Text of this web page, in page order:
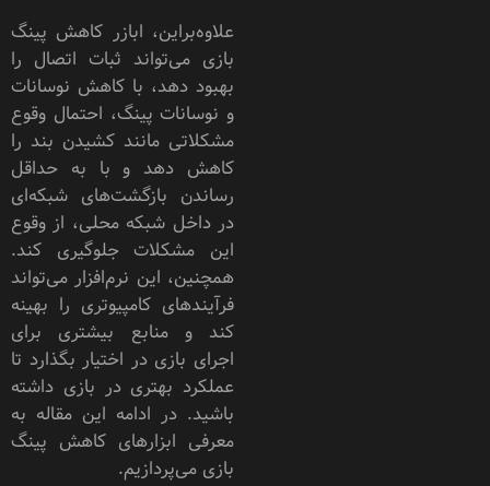
علاوه‌براین، ابازر کاهش پینگ
بازی می‌تواند ثبات اتصال را
بهبود دهد، با کاهش نوسانات
و نوسانات پینگ، احتمال وقوع
مشکلاتی مانند کشیدن بند را
کاهش دهد و با به حداقل
رساندن بازگشت‌های شبکه‌ای
در داخل شبکه محلی، از وقوع
این مشکلات جلوگیری کند.
همچنین، این نرم‌افزار می‌تواند
فرآیندهای کامپیوتری را بهینه
کند و منابع بیشتری برای
اجرای بازی در اختیار بگذارد تا
عملکرد بهتری در بازی داشته
باشید. در ادامه این مقاله به
معرفی ابزارهای کاهش پینگ
بازی می‌پردازیم.